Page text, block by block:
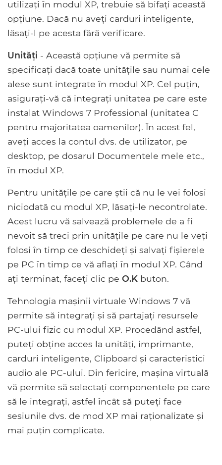
utilizați în modul XP, trebuie să bifați această
opțiune. Dacă nu aveți carduri inteligente,
lăsați-l pe acesta fără verificare.
Unități - Această opțiune vă permite să
specificați dacă toate unitățile sau numai cele
alese sunt integrate în modul XP. Cel puțin,
asigurați-vă că integrați unitatea pe care este
instalat Windows 7 Professional (unitatea C
pentru majoritatea oamenilor). În acest fel,
aveți acces la contul dvs. de utilizator, pe
desktop, pe dosarul Documentele mele etc.,
în modul XP.
Pentru unitățile pe care știi că nu le vei folosi
niciodată cu modul XP, lăsați-le necontrolate.
Acest lucru vă salvează problemele de a fi
nevoit să treci prin unitățile pe care nu le veți
folosi în timp ce deschideți și salvați fișierele
pe PC în timp ce vă aflați în modul XP. Când
ați terminat, faceți clic pe O.K buton.
Tehnologia mașinii virtuale Windows 7 vă
permite să integrați și să partajați resursele
PC-ului fizic cu modul XP. Procedând astfel,
puteți obține acces la unități, imprimante,
carduri inteligente, Clipboard și caracteristici
audio ale PC-ului. Din fericire, mașina virtuală
vă permite să selectați componentele pe care
să le integrați, astfel încât să puteți face
sesiunile dvs. de mod XP mai raționalizate și
mai puțin complicate.